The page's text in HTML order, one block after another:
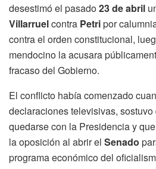
desestimó el pasado23 de abril
Villarruelcontra Petripor
contra el orden constitucional,
mendocino la acusara
fracaso del Gobierno.
El conflicto había comenzado
declaraciones televisivas, sostuvo
quedarse con la Presidencia y
la oposición al abrir el Senado
programa económico del